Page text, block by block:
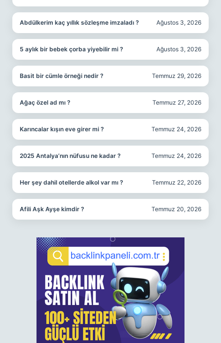
Abdülkerim kaç yıllık sözleşme imzaladı ? Ağustos 3, 2026
5 aylık bir bebek çorba yiyebilir mi ? Ağustos 3, 2026
Basit bir cümle örneği nedir ? Temmuz 29, 2026
Ağaç özel ad mı ? Temmuz 27, 2026
Karıncalar kışın eve girer mi ? Temmuz 24, 2026
2025 Antalya’nın nüfusu ne kadar ? Temmuz 24, 2026
Her şey dahil otellerde alkol var mı ? Temmuz 22, 2026
Afili Aşk Ayşe kimdir ? Temmuz 20, 2026